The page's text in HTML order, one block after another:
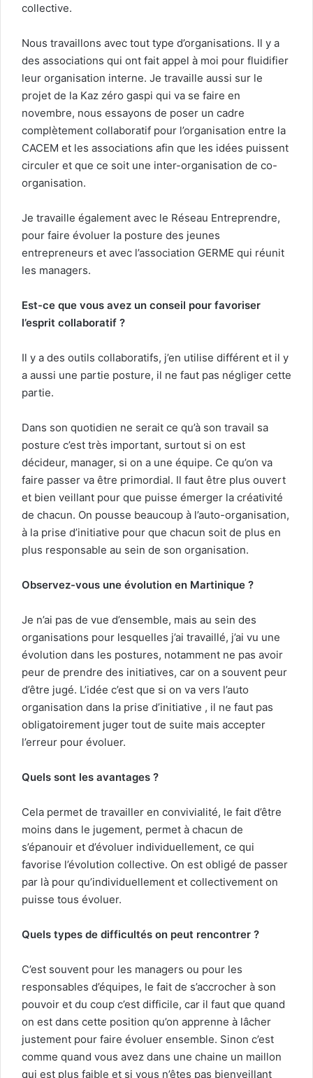
collective.
Nous travaillons avec tout type d’organisations. Il y a
des associations qui ont fait appel à moi pour fluidifier
leur organisation interne. Je travaille aussi sur le
projet de la Kaz zéro gaspi qui va se faire en
novembre, nous essayons de poser un cadre
complètement collaboratif pour l’organisation entre la
CACEM et les associations afin que les idées puissent
circuler et que ce soit une inter-organisation de co-
organisation.
Je travaille également avec le Réseau Entreprendre,
pour faire évoluer la posture des jeunes
entrepreneurs et avec l’association GERME qui réunit
les managers.
Est-ce que vous avez un conseil pour favoriser
l’esprit collaboratif ?
Il y a des outils collaboratifs, j’en utilise différent et il y
a aussi une partie posture, il ne faut pas négliger cette
partie.
Dans son quotidien ne serait ce qu’à son travail sa
posture c’est très important, surtout si on est
décideur, manager, si on a une équipe. Ce qu’on va
faire passer va être primordial. Il faut être plus ouvert
et bien veillant pour que puisse émerger la créativité
de chacun. On pousse beaucoup à l’auto-organisation,
à la prise d’initiative pour que chacun soit de plus en
plus responsable au sein de son organisation.
Observez-vous une évolution en Martinique ?
Je n’ai pas de vue d’ensemble, mais au sein des
organisations pour lesquelles j’ai travaillé, j’ai vu une
évolution dans les postures, notamment ne pas avoir
peur de prendre des initiatives, car on a souvent peur
d’être jugé. L’idée c’est que si on va vers l’auto
organisation dans la prise d’initiative , il ne faut pas
obligatoirement juger tout de suite mais accepter
l’erreur pour évoluer.
Quels sont les avantages ?
Cela permet de travailler en convivialité, le fait d’être
moins dans le jugement, permet à chacun de
s’épanouir et d’évoluer individuellement, ce qui
favorise l’évolution collective. On est obligé de passer
par là pour qu’individuellement et collectivement on
puisse tous évoluer.
Quels types de difficultés on peut rencontrer ?
C’est souvent pour les managers ou pour les
responsables d’équipes, le fait de s’accrocher à son
pouvoir et du coup c’est difficile, car il faut que quand
on est dans cette position qu’on apprenne à lâcher
justement pour faire évoluer ensemble. Sinon c’est
comme quand vous avez dans une chaine un maillon
qui est plus faible et si vous n’êtes pas bienveillant